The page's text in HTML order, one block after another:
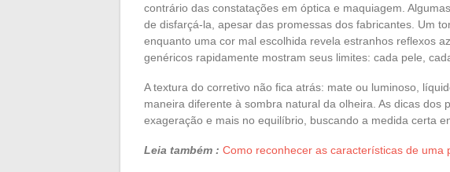
contrário das constatações em óptica e maquiagem.
de disfarçá-la, apesar das promessas dos fabricantes. Um
enquanto uma cor mal escolhida revela estranhos reflexos
genéricos rapidamente mostram seus limites: cada pele,
A textura do corretivo não fica atrás: mate ou luminoso,
maneira diferente à sombra natural da olheira. As dicas dos
exageração e mais no equilíbrio, buscando a medida certa
Leia também : Como reconhecer as características de uma